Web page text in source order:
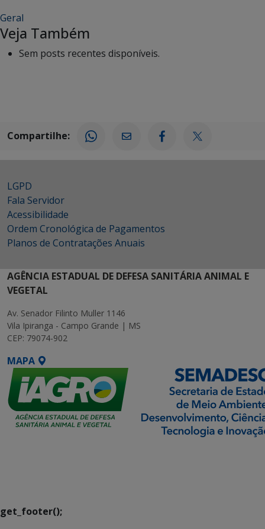
Geral
Veja Também
Sem posts recentes disponíveis.
Compartilhe:
LGPD
Fala Servidor
Acessibilidade
Ordem Cronológica de Pagamentos
Planos de Contratações Anuais
AGÊNCIA ESTADUAL DE DEFESA SANITÁRIA ANIMAL E
VEGETAL
Av. Senador Filinto Muller 1146
Vila Ipiranga - Campo Grande | MS
CEP: 79074-902
MAPA
get_footer();